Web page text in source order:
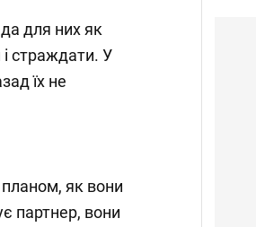
для них як
страждати. У
їх не
планом, як вони
партнер, вони